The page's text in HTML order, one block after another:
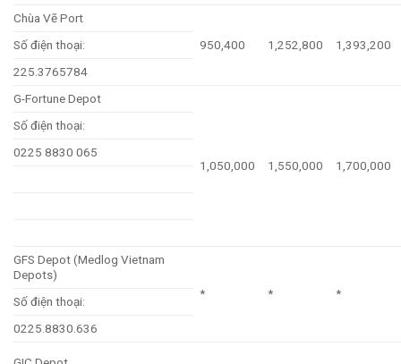
Chùa Vẽ Port
950,400
1,252,800 1,393,200
Số điện thoại:
225.3765784
G-Fortune Depot
1,050,000 1,550,000 1,700,000
Số điện thoại:
0225 8830 065
GFS Depot (Medlog Vietnam
Depots)
*
* *
Số điện thoại:
0225.8830.636